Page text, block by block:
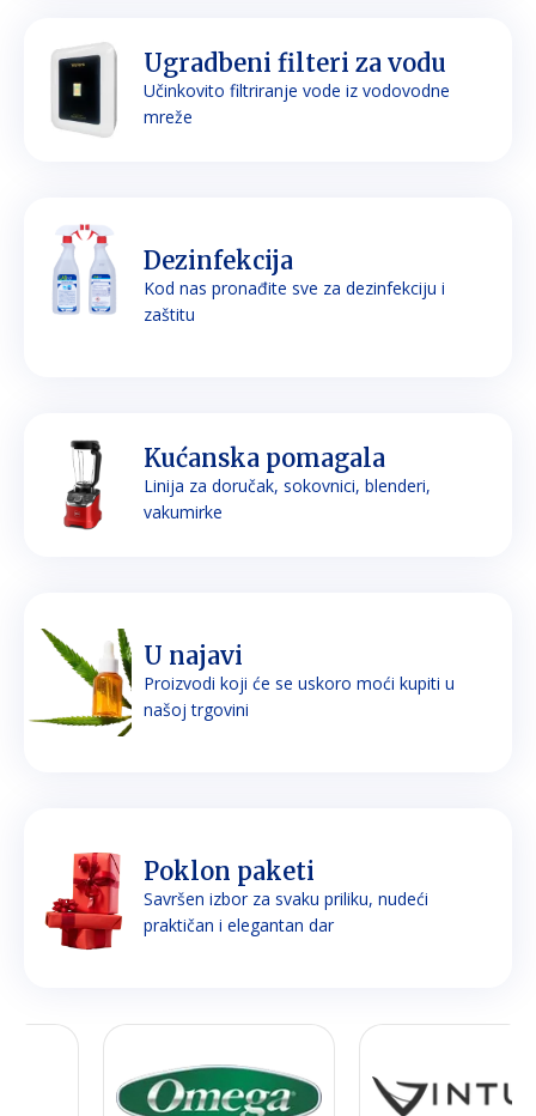
Ugradbeni filteri za vodu
Učinkovito filtriranje vode iz vodovodne
mreže
Dezinfekcija
Kod nas pronađite sve za dezinfekciju i
zaštitu
Kućanska pomagala
Linija za doručak, sokovnici, blenderi,
vakumirke
U najavi
Proizvodi koji će se uskoro moći kupiti u
našoj trgovini
Poklon paketi
Savršen izbor za svaku priliku, nudeći
praktičan i elegantan dar